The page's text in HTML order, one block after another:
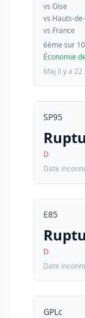
vs Oise
vs Hauts-
vs France
6ème sur
Économie
Maj il y a
SP95
D
Date
E85
D
Date
GPLc